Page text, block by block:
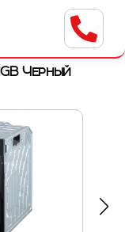
8a
Черный